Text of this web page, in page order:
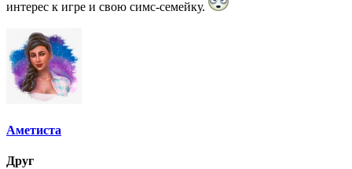
интерес к игре и свою симс-семейку.
Аметиста
Друг